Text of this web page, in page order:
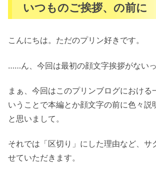
いつものご挨拶、の前に
こんにちは。ただのプリン好きです。
……ん、今回は最初の顔文字挨拶がない
まぁ、今回はこのプリンブログにおける
いうことで本編とか顔文字の前に色々説
と思いまして。
それでは「区切り」にした理由など、サ
せていただきます。